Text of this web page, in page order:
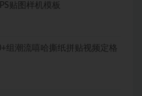
贴图样机模板
组潮流嘻哈撕纸拼贴视频定格